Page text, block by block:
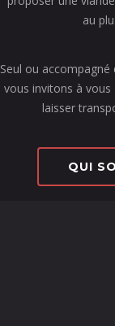
au
Seul ou
vous invitons à vous
laisser
QUI